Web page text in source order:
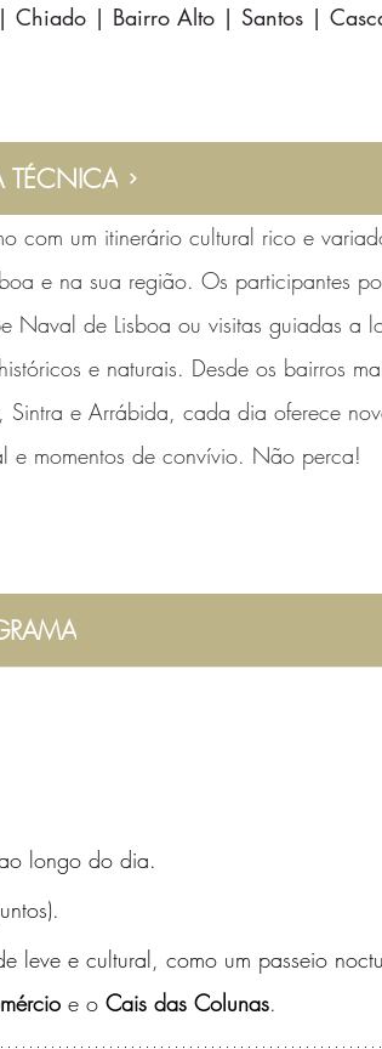
| Bairro Alto | Santos |
TÉCNICA
com um itinerário cultural rico e
e na sua região. Os participantes
Naval de Lisboa ou visitas guiadas a
e naturais. Desde os bairros
Sintra e Arrábida, cada dia oferece
e momentos de convívio. Não perca!
longo do dia.
leve e cultural, como um passeio
e o Cais das Colunas.